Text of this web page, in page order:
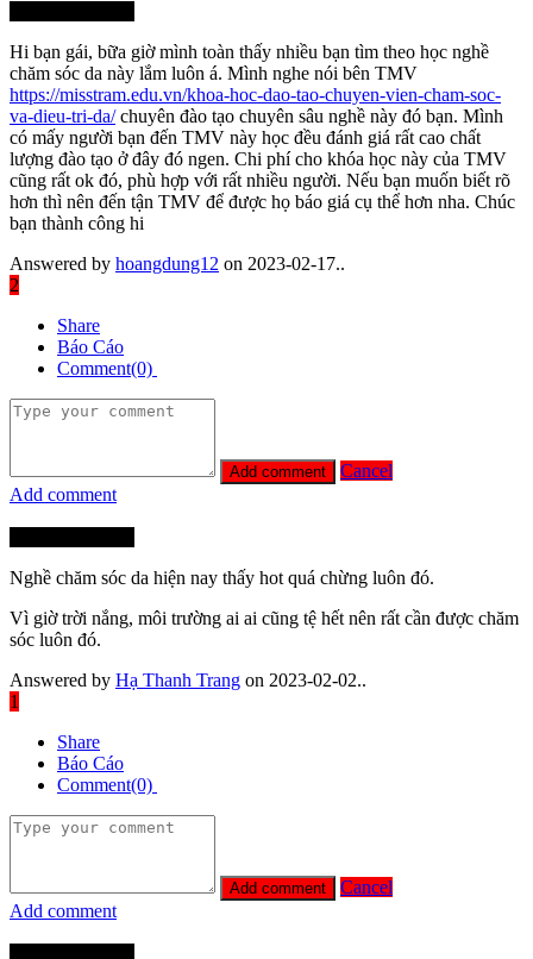
Hi bạn gái, bữa giờ mình toàn thấy nhiều bạn tìm theo học nghề
chăm sóc da này lắm luôn á. Mình nghe nói bên TMV
https://misstram.edu.vn/khoa-hoc-dao-tao-chuyen-vien-cham-soc-
va-dieu-tri-da/chuyên đào tạo chuyên sâu nghề này đó bạn. Mình
có mấy người bạn đến TMV này học đều đánh giá rất cao chất
lượng đào tạo ở đây đó ngen. Chi phí cho khóa học này của TMV
cũng rất ok đó, phù hợp với rất nhiều người. Nếu bạn muốn biết rõ
hơn thì nên đến tận TMV để được họ báo giá cụ thể hơn nha. Chúc
bạn thành công hi
Answered by hoangdung12 on 2023-02-17..
2
Share
Báo Cáo
Comment(0)
Cancel
Add comment
Nghề chăm sóc da hiện nay thấy hot quá chừng luôn đó.
Vì giờ trời nắng, môi trường ai ai cũng tệ hết nên rất cần được chăm
sóc luôn đó.
Answered by Hạ Thanh Trang on 2023-02-02..
1
Share
Báo Cáo
Comment(0)
Cancel
Add comment